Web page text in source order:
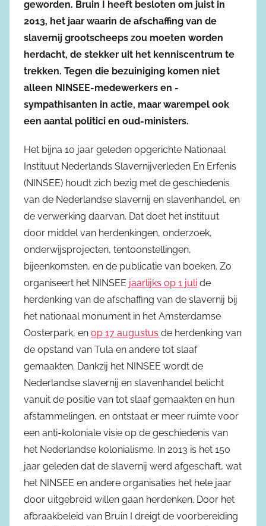
geworden. Bruin I heeft besloten om juist in
2013, het jaar waarin de afschaffing van de
slavernij grootscheeps zou moeten worden
herdacht, de stekker uit het kenniscentrum te
trekken. Tegen die bezuiniging komen niet
alleen NINSEE-medewerkers en -
sympathisanten in actie, maar warempel ook
een aantal politici en oud-ministers.
Het bijna 10 jaar geleden opgerichte Nationaal
Instituut Nederlands Slavernijverleden En Erfenis
(NINSEE) houdt zich bezig met de geschiedenis
van de Nederlandse slavernij en slavenhandel, en
de verwerking daarvan. Dat doet het instituut
door middel van herdenkingen, onderzoek,
onderwijsprojecten, tentoonstellingen,
bijeenkomsten, en de publicatie van boeken. Zo
organiseert het NINSEE jaarlijks op 1 juli de
herdenking van de afschaffing van de slavernij bij
het nationaal monument in het Amsterdamse
Oosterpark, en op 17 augustus de herdenking van
de opstand van Tula en andere tot slaaf
gemaakten. Dankzij het NINSEE wordt de
Nederlandse slavernij en slavenhandel belicht
vanuit de positie van tot slaaf gemaakten en hun
afstammelingen, en ontstaat er meer ruimte voor
een anti-koloniale visie op de geschiedenis van
het Nederlandse kolonialisme. In 2013 is het 150
jaar geleden dat de slavernij werd afgeschaft, wat
het NINSEE en andere organisaties het hele jaar
door uitgebreid willen gaan herdenken. Door het
afbraakbeleid van Bruin I dreigt de voorbereiding